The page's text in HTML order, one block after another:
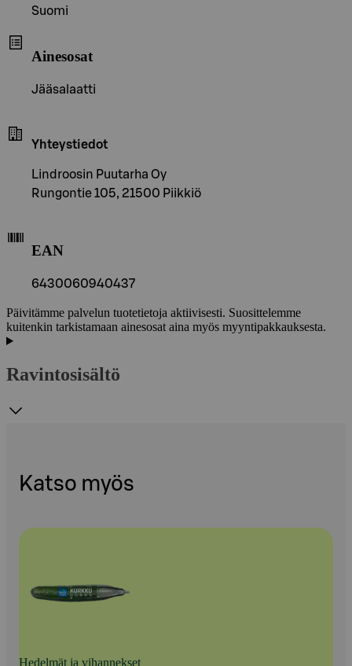
Suomi
Ainesosat
Jääsalaatti
Yhteystiedot
Lindroosin Puutarha Oy
Rungontie 105, 21500 Piikkiö
EAN
6430060940437
Päivitämme palvelun tuotetietoja aktiivisesti. Suosittelemme
kuitenkin tarkistamaan ainesosat aina myös myyntipakkauksesta.
Ravintosisältö
Katso myös
Hedelmät ja vihannekset